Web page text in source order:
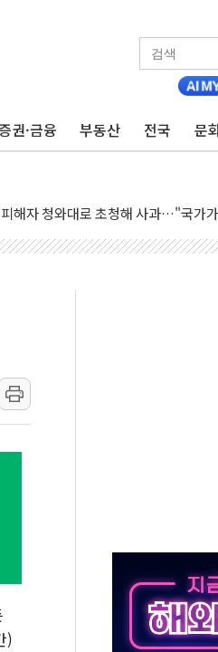
권·금융 부동산 전국 문
통망법 비판에 반박..."디지털 환경 변
대면 주담대 신규 취급 중단
에 한글 디자인 협업 제품 전달
해자 청와대로 초청해 사과…"국가
이슨 9주년 여름 기획세트 출시
한화큐셀·OCI '반색'…비중국산 부담
ANDA] 8월 7일
마켓 상·하한가 주문 제한…'SK하이닉
…30도 열대야에 피로 누적 '건강 적
성..."맘대로 팔지도 못하는데 무슨 기
관 찾아 어르신 우유 지원 점검
, 파브리 셰프 모델 발탁
'신흥 강자' 다이소·시코르…뷰티 유통
)